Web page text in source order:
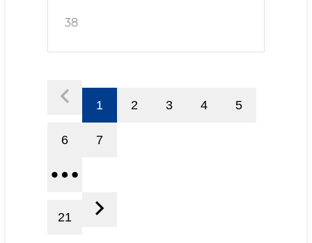
38
1 2 3 4 5
6 7
21